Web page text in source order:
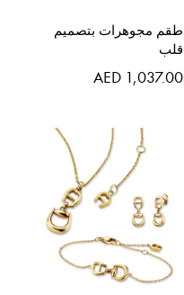
طقم مجوهرات بتصميم
قلب
AED 1,037.00